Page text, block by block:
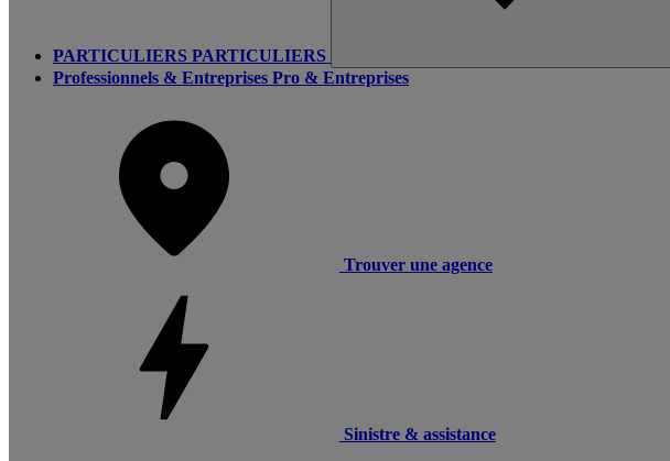
PARTICULIERS PARTICULIERS
Professionnels & Entreprises Pro & Entreprises
Trouver une agence
Sinistre & assistance